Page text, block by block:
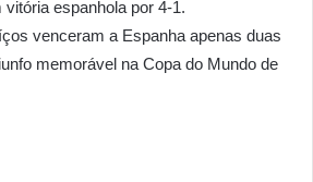
espanhola por 4-1.
venceram a Espanha apenas duas
memorável na Copa do Mundo de